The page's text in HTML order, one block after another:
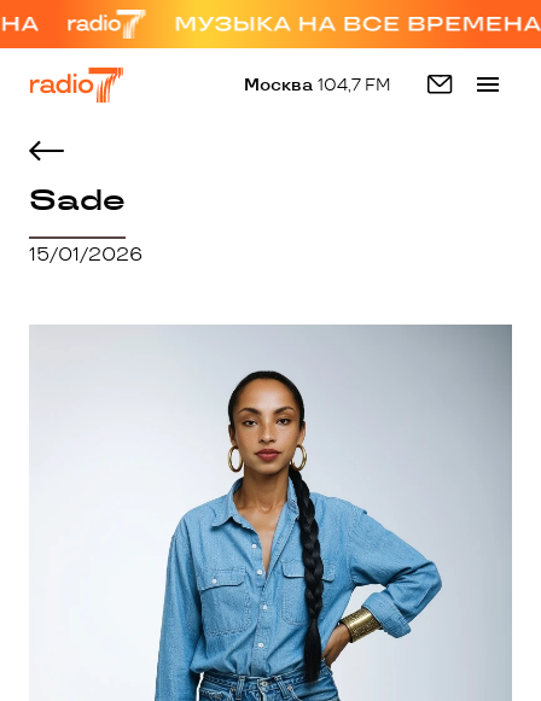
Москва 104,7 FM
Sade
15/01/2026